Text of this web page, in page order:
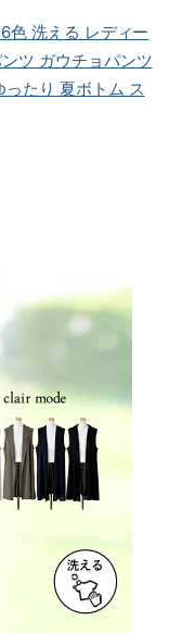
色 洗える レディー
ツ ガウチョパンツ
たり 夏ボトム ス